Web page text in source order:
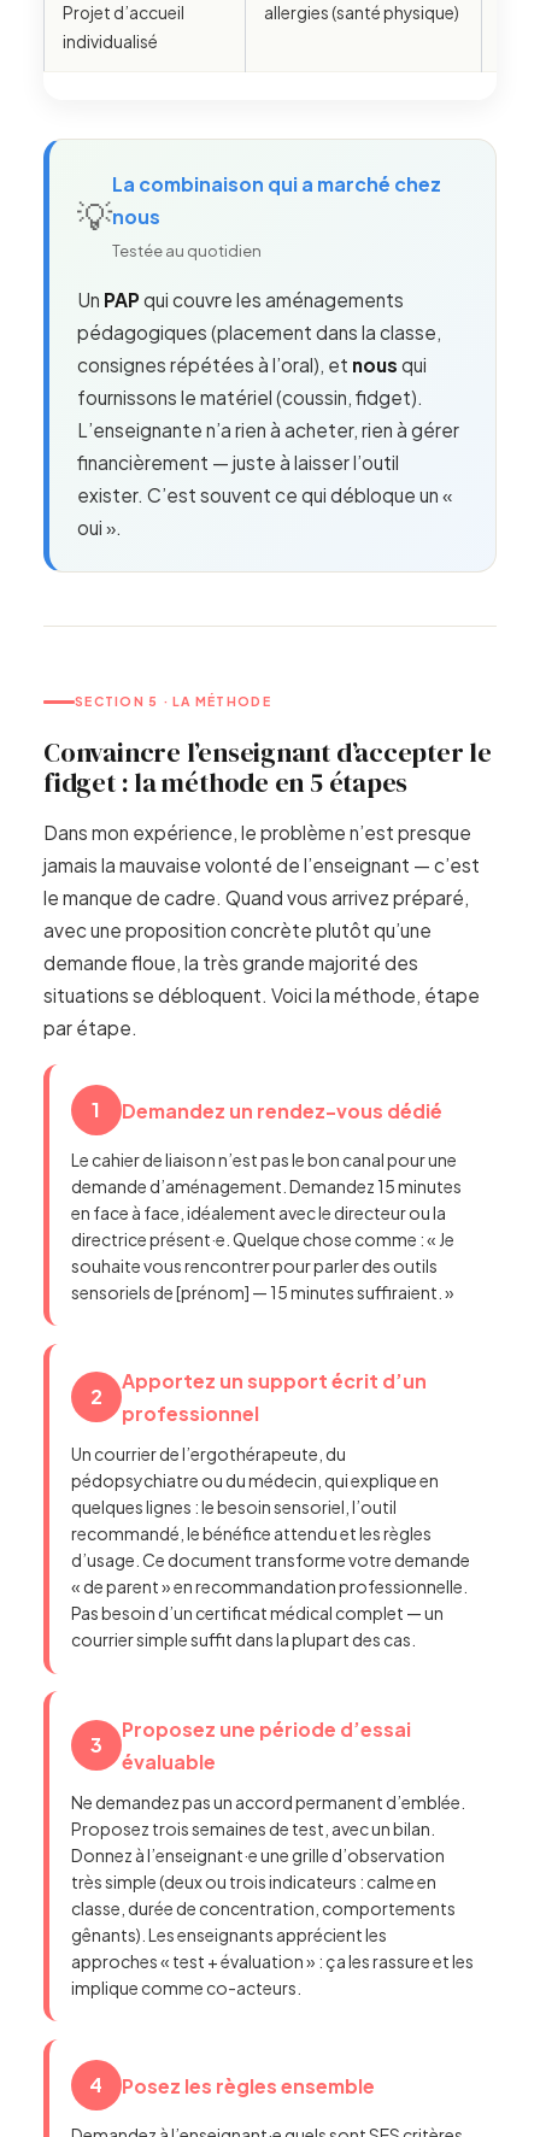
Projet d’accueil
individualisé
allergies (santé physique)
💡
La combinaison qui a marché chez
nous
Testée au quotidien
Un PAP qui couvre les aménagements
pédagogiques (placement dans la classe,
consignes répétées à l’oral), et nous qui
fournissons le matériel (coussin, fidget).
L’enseignante n’a rien à acheter, rien à gérer
financièrement — juste à laisser l’outil
exister. C’est souvent ce qui débloque un «
oui ».
SECTION 5 · LA MÉTHODE
Convaincre l’enseignant d’accepter le
fidget : la méthode en 5 étapes
Dans mon expérience, le problème n’est presque
jamais la mauvaise volonté de l’enseignant — c’est
le manque de cadre. Quand vous arrivez préparé,
avec une proposition concrète plutôt qu’une
demande floue, la très grande majorité des
situations se débloquent. Voici la méthode, étape
par étape.
1 Demandez un rendez-vous dédié
Le cahier de liaison n’est pas le bon canal pour une
demande d’aménagement. Demandez 15 minutes
en face à face, idéalement avec le directeur ou la
directrice présent·e. Quelque chose comme : « Je
souhaite vous rencontrer pour parler des outils
sensoriels de [prénom] — 15 minutes suffiraient. »
2
Apportez un support écrit d’un
professionnel
Un courrier de l’ergothérapeute, du
pédopsychiatre ou du médecin, qui explique en
quelques lignes : le besoin sensoriel, l’outil
recommandé, le bénéfice attendu et les règles
d’usage. Ce document transforme votre demande
« de parent » en recommandation professionnelle.
Pas besoin d’un certificat médical complet — un
courrier simple suffit dans la plupart des cas.
3
Proposez une période d’essai
évaluable
Ne demandez pas un accord permanent d’emblée.
Proposez trois semaines de test, avec un bilan.
Donnez à l’enseignant·e une grille d’observation
très simple (deux ou trois indicateurs : calme en
classe, durée de concentration, comportements
gênants). Les enseignants apprécient les
approches « test + évaluation » : ça les rassure et les
implique comme co-acteurs.
4 Posez les règles ensemble